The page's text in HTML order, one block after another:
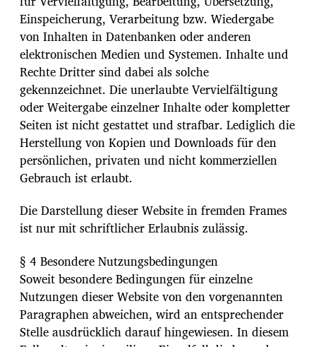
Einspeicherung, Verarbeitung bzw. Wiedergabe
von Inhalten in Datenbanken oder anderen
elektronischen Medien und Systemen. Inhalte und
Rechte Dritter sind dabei als solche
gekennzeichnet. Die unerlaubte Vervielfältigung
oder Weitergabe einzelner Inhalte oder kompletter
Seiten ist nicht gestattet und strafbar. Lediglich die
Herstellung von Kopien und Downloads für den
persönlichen, privaten und nicht kommerziellen
Gebrauch ist erlaubt.
Die Darstellung dieser Website in fremden Frames
ist nur mit schriftlicher Erlaubnis zulässig.
§ 4 Besondere Nutzungsbedingungen
Soweit besondere Bedingungen für einzelne
Nutzungen dieser Website von den vorgenannten
Paragraphen abweichen, wird an entsprechender
Stelle ausdrücklich darauf hingewiesen. In diesem